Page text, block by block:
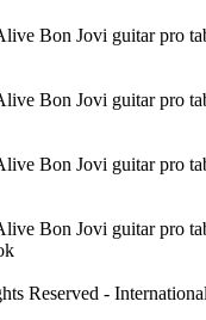
Reserved -